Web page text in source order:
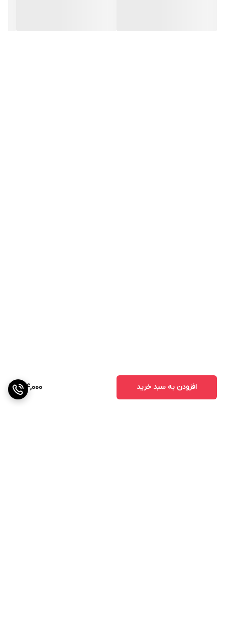
144,000 افزودن به سبد خرید